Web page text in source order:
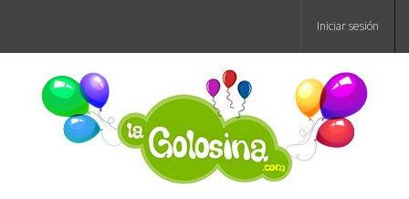
Iniciar sesión